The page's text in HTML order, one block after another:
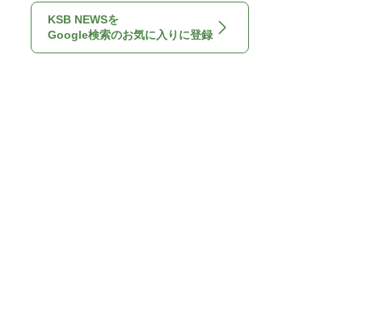
KSB NEWSを
Google検索のお気に入りに登録